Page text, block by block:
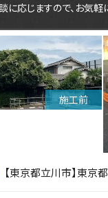
応じますので、お気軽
【東京都立川市】東京都立川市 解体工事 【